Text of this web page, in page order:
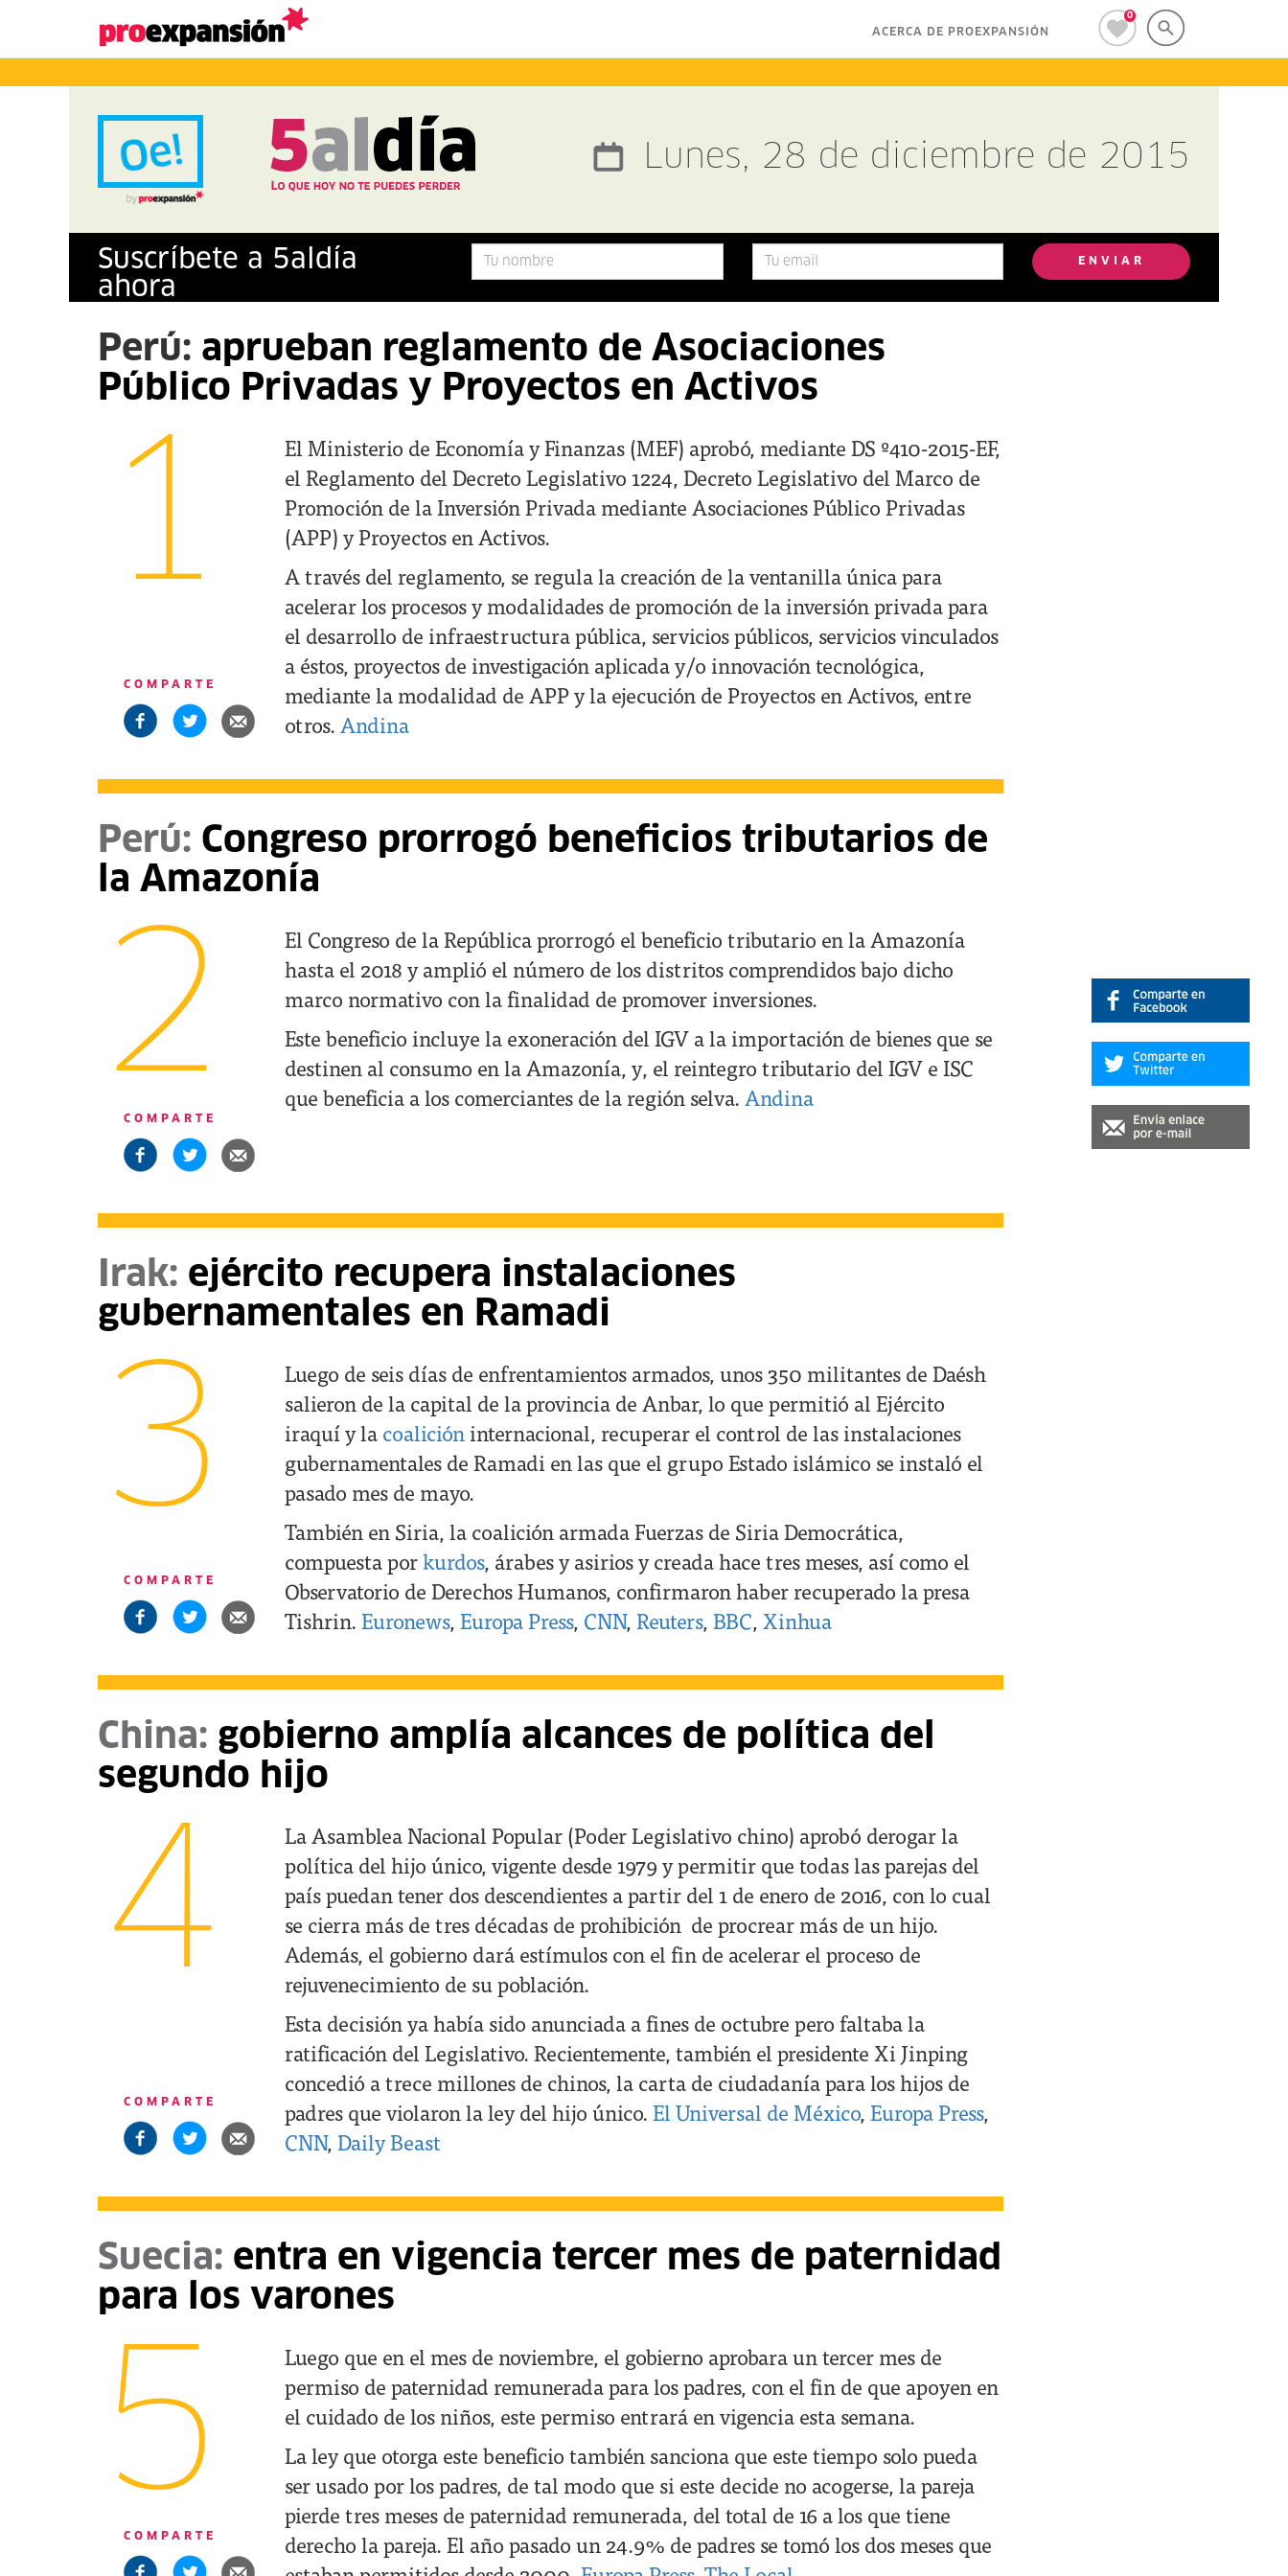
0
ACERCA DE PROEXPANSIÓN
Lunes, 28 de diciembre de 2015
Suscríbete a 5al día
ahora
ENVIAR
Perú: aprueban reglamento de Asociaciones
Público Privadas y Proyectos en Activos
1
El Ministerio de Economía y Finanzas (MEF) aprobó, mediante DS º410-2015-EF,
el Reglamento del Decreto Legislativo 1224, Decreto Legislativo del Marco de
Promoción de la Inversión Privada mediante Asociaciones Público Privadas
(APP) y Proyectos en Activos.
A través del reglamento, se regula la creación de la ventanilla única para
acelerar los procesos y modalidades de promoción de la inversión privada para
el desarrollo de infraestructura pública, servicios públicos, servicios vinculados
a éstos, proyectos de investigación aplicada y/o innovación tecnológica,
mediante la modalidad de APP y la ejecución de Proyectos en Activos, entre
otros. Andina
COMPARTE
Perú: Congreso prorrogó beneficios tributarios de
la Amazonía
2
El Congreso de la República prorrogó el beneficio tributario en la Amazonía
hasta el 2018 y amplió el número de los distritos comprendidos bajo dicho
marco normativo con la finalidad de promover inversiones.
Este beneficio incluye la exoneración del IGV a la importación de bienes que se
destinen al consumo en la Amazonía, y, el reintegro tributario del IGV e ISC
que beneficia a los comerciantes de la región selva. Andina
COMPARTE
Irak: ejército recupera instalaciones
gubernamentales en Ramadi
3
Luego de seis días de enfrentamientos armados, unos 350 militantes de Daésh
salieron de la capital de la provincia de Anbar, lo que permitió al Ejército
iraquí y la coalición internacional, recuperar el control de las instalaciones
gubernamentales de Ramadi en las que el grupo Estado islámico se instaló el
pasado mes de mayo.
También en Siria, la coalición armada Fuerzas de Siria Democrática,
compuesta porkurdos, árabes y asirios y creada hace tres meses, así como el
Observatorio de Derechos Humanos, confirmaron haber recuperado la presa
Tishrin. Euronews, Europa Press, CNN, Reuters, BBC, Xinhua
COMPARTE
China: gobierno amplía alcances de política del
segundo hijo
4
La Asamblea Nacional Popular (Poder Legislativo chino) aprobó derogar la
política del hijo único, vigente desde 1979 y permitir que todas las parejas del
país puedan tener dos descendientes a partir del 1 de enero de 2016, con lo cual
se cierra más de tres décadas de prohibición de procrear más de un hijo.
Además, el gobierno dará estímulos con el fin de acelerar el proceso de
rejuvenecimiento de su población.
Esta decisión ya había sido anunciada a fines de octubre pero faltaba la
ratificación del Legislativo. Recientemente, también el presidente Xi Jinping
concedió a trece millones de chinos, la carta de ciudadanía para los hijos de
padres que violaron la ley del hijo único. El Universal de México, Europa Press,
CNN, Daily Beast
COMPARTE
Suecia: entra en vigencia tercer mes de paternidad
para los varones
5
Luego que en el mes de noviembre, el gobierno aprobara un tercer mes de
permiso de paternidad remunerada para los padres, con el fin de que apoyen en
el cuidado de los niños, este permiso entrará en vigencia esta semana.
La ley que otorga este beneficio también sanciona que este tiempo solo pueda
ser usado por los padres, de tal modo que si este decide no acogerse, la pareja
pierde tres meses de paternidad remunerada, del total de 16 a los que tiene
derecho la pareja. El año pasado un 24.9% de padres se tomó los dos meses que
COMPARTE